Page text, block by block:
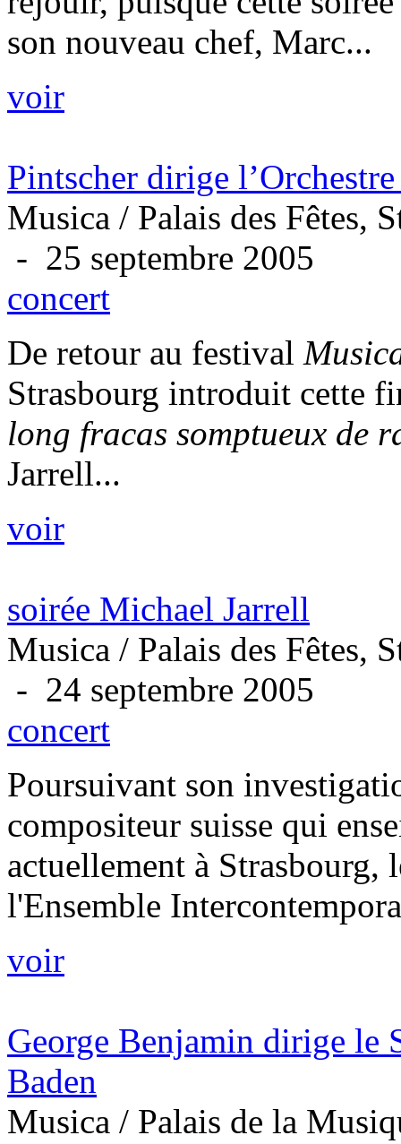
son nouveau chef, Marc...
voir
Pintscher dirige
Musica / Palais des Fêtes,
- 25 septembre 2005
concert
De retour au festival
Strasbourg introduit cette
long fracas somptueux de
Jarrell...
voir
soirée Michael Jarrell
Musica / Palais des Fêtes,
- 24 septembre 2005
concert
Poursuivant son
compositeur suisse qui
actuellement à
l'Ensemble
voir
George Benjamin dirige le
Baden
Musica / Palais de la